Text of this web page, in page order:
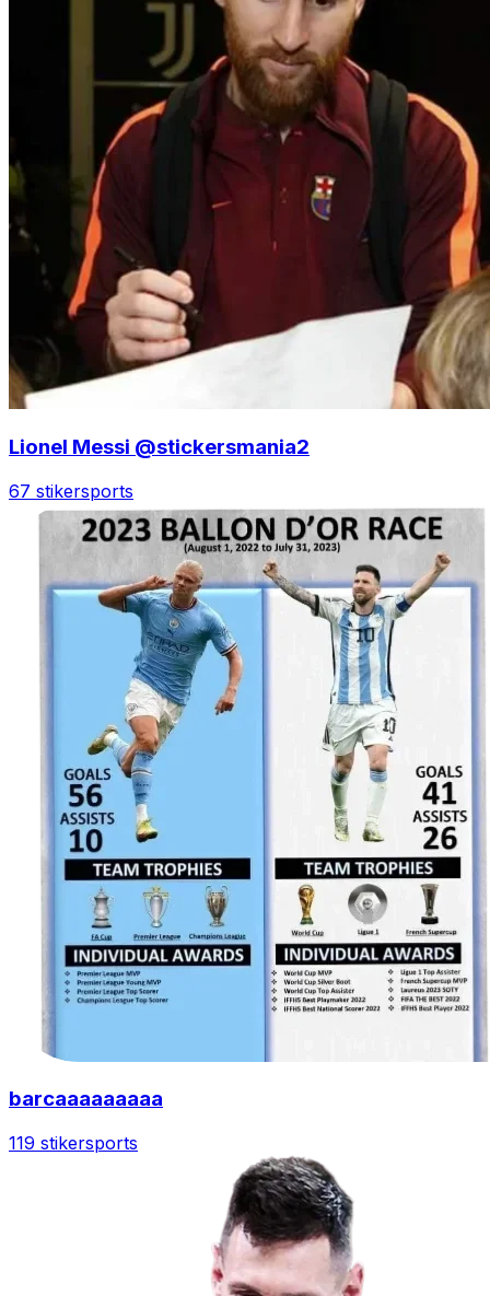
Lionel Messi @stickersmania2
67 stikersports
barcaaaaaaaaa
119 stikersports